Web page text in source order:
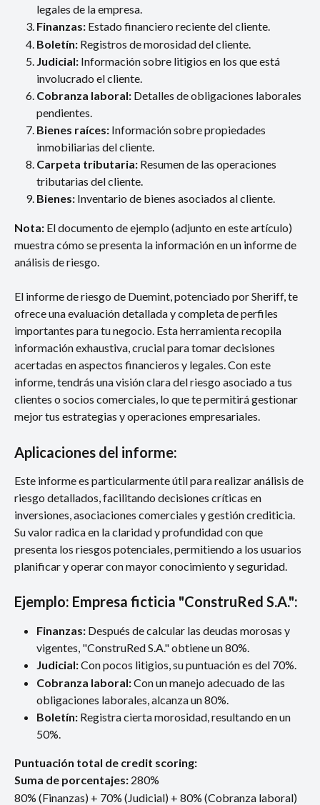
legales de la empresa.
Finanzas: Estado financiero reciente del cliente.
Boletín: Registros de morosidad del cliente.
Judicial: Información sobre litigios en los que está
involucrado el cliente.
Cobranza laboral: Detalles de obligaciones laborales
pendientes.
Bienes raíces: Información sobre propiedades
inmobiliarias del cliente.
Carpeta tributaria: Resumen de las operaciones
tributarias del cliente.
Bienes: Inventario de bienes asociados al cliente.
Nota: El documento de ejemplo (adjunto en este artículo)
muestra cómo se presenta la información en un informe de
análisis de riesgo.
El informe de riesgo de Duemint, potenciado por Sheriff, te
ofrece una evaluación detallada y completa de perfiles
importantes para tu negocio. Esta herramienta recopila
información exhaustiva, crucial para tomar decisiones
acertadas en aspectos financieros y legales. Con este
informe, tendrás una visión clara del riesgo asociado a tus
clientes o socios comerciales, lo que te permitirá gestionar
mejor tus estrategias y operaciones empresariales.
Aplicaciones del informe:
Este informe es particularmente útil para realizar análisis de
riesgo detallados, facilitando decisiones críticas en
inversiones, asociaciones comerciales y gestión crediticia.
Su valor radica en la claridad y profundidad con que
presenta los riesgos potenciales, permitiendo a los usuarios
planificar y operar con mayor conocimiento y seguridad.
Ejemplo: Empresa ficticia "ConstruRed S.A.":
Finanzas: Después de calcular las deudas morosas y
vigentes, "ConstruRed S.A." obtiene un 80%.
Judicial: Con pocos litigios, su puntuación es del 70%.
Cobranza laboral: Con un manejo adecuado de las
obligaciones laborales, alcanza un 80%.
Boletín: Registra cierta morosidad, resultando en un
50%.
Puntuación total de credit scoring:
Suma de porcentajes: 280%
80% (Finanzas) + 70% (Judicial) + 80% (Cobranza laboral)